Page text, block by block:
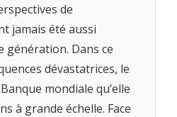
de
jamais été aussi
génération. Dans ce
dévastatrices, le
mondiale qu’elle
à grande échelle. Face